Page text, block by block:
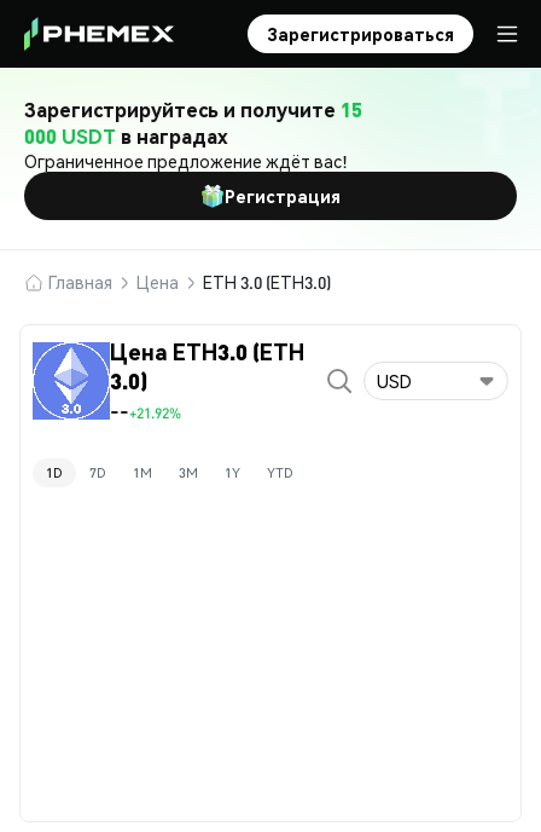
Зарегистрироваться
Зарегистрируйтесь и получите 15
000 USDT в наградах
Ограниченное предложение ждёт вас!
Регистрация
Главная Цена ETH 3.0 (ETH3.0)
Цена ETH3.0 (ETH
3.0)
--+21.92%
USD
1D 7D 1M 3M 1Y YTD